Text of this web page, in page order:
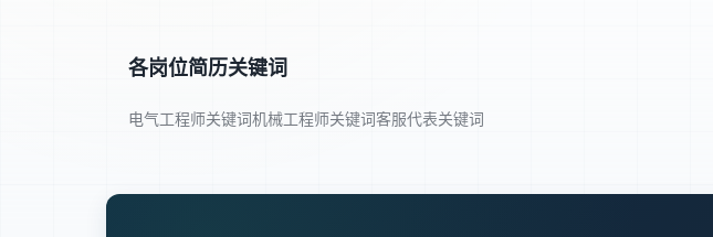
各岗位简历关键词
电气工程师关键词机械工程师关键词客服代表关键词